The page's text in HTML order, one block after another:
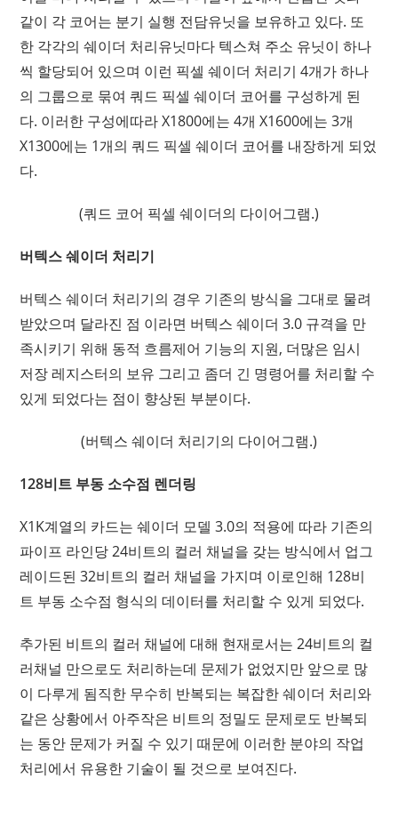
같이 각 코어는 분기 실행 전담유닛을 보유하고 있다. 또
한 각각의 쉐이더 처리유닛마다 텍스쳐 주소 유닛이 하나
씩 할당되어 있으며 이런 픽셀 쉐이더 처리기 4개가 하나
의 그룹으로 묶여 쿼드 픽셀 쉐이더 코어를 구성하게 된
다. 이러한 구성에따라 X1800에는 4개 X1600에는 3개
X1300에는 1개의 쿼드 픽셀 쉐이더 코어를 내장하게 되었
다.
(쿼드 코어 픽셀 쉐이더의 다이어그램.)
버텍스 쉐이더 처리기
버텍스 쉐이더 처리기의 경우 기존의 방식을 그대로 물려
받았으며 달라진 점 이라면 버텍스 쉐이더 3.0 규격을 만
족시키기 위해 동적 흐름제어 기능의 지원, 더많은 임시
저장 레지스터의 보유 그리고 좀더 긴 명령어를 처리할 수
있게 되었다는 점이 향상된 부분이다.
(버텍스 쉐이더 처리기의 다이어그램.)
128비트 부동 소수점 렌더링
X1K계열의 카드는 쉐이더 모델 3.0의 적용에 따라 기존의
파이프 라인당 24비트의 컬러 채널을 갖는 방식에서 업그
레이드된 32비트의 컬러 채널을 가지며 이로인해 128비
트 부동 소수점 형식의 데이터를 처리할 수 있게 되었다.
추가된 비트의 컬러 채널에 대해 현재로서는 24비트의 컬
러채널 만으로도 처리하는데 문제가 없었지만 앞으로 많
이 다루게 됨직한 무수히 반복되는 복잡한 쉐이더 처리와
같은 상황에서 아주작은 비트의 정밀도 문제로도 반복되
는 동안 문제가 커질 수 있기 때문에 이러한 분야의 작업
처리에서 유용한 기술이 될 것으로 보여진다.